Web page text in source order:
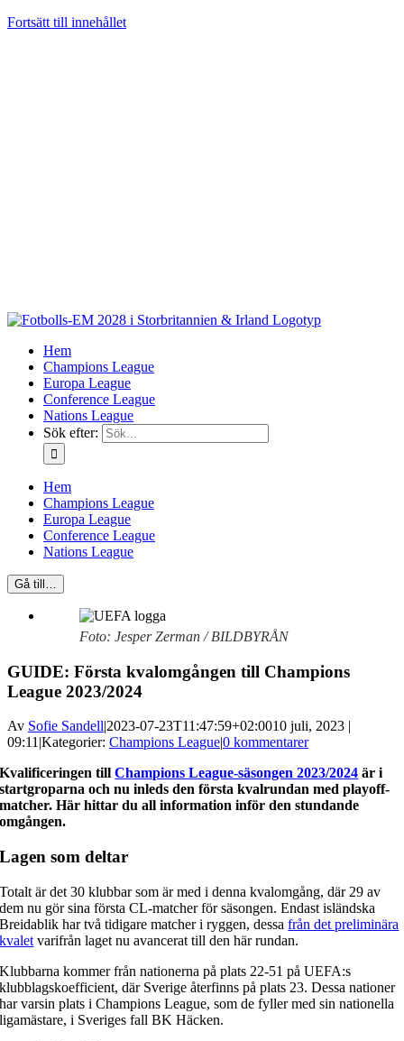
Fortsätt till innehållet
Hem
Champions League
Europa League
Conference League
Nations League
Sök efter:
Hem
Champions League
Europa League
Conference League
Nations League
Gå till…
Foto: Jesper Zerman / BILDBYRÅN
GUIDE: Första kvalomgången till Champions
League 2023/2024
Av Sofie Sandell|2023-07-23T11:47:59+02:0010 juli, 2023 |
09:11|Kategorier: Champions League|0 kommentarer
Kvalificeringen tillChampions League-säsongen 2023/2024 är i
startgroparna och nu inleds den första kvalrundan med playoff-
matcher. Här hittar du all information inför den stundande
omgången.
Lagen som deltar
Totalt är det 30 klubbar som är med i denna kvalomgång, där 29 av
dem nu gör sina första CL-matcher för säsongen. Endast isländska
Breidablik har två tidigare matcher i ryggen, dessafrån det preliminära
kvalet varifrån laget nu avancerat till den här rundan.
Klubbarna kommer från nationerna på plats 22-51 på UEFA:s
klubblagskoefficient, där Sverige återfinns på plats 23. Dessa nationer
har varsin plats i Champions League, som de fyller med sin nationella
ligamästare, i Sveriges fall BK Häcken.